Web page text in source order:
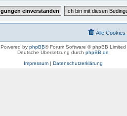
Alle Cookies
Powered by phpBB® Forum Software © phpBB Limited
Deutsche Übersetzung durch phpBB.de
Impressum| Datenschutzerklärung